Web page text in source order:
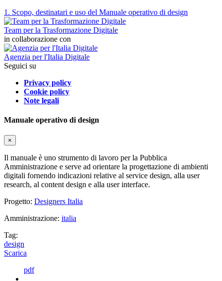
1. Scopo, destinatari e uso del Manuale operativo di design
Team per la Trasformazione Digitale
in collaborazione con
Agenzia per l'Italia Digitale
Seguici su
Privacy policy
Cookie policy
Note legali
Manuale operativo di design
×
Il manuale è uno strumento di lavoro per la Pubblica
Amministrazione e serve ad orientare la progettazione di ambienti
digitali fornendo indicazioni relative al service design, alla user
research, al content design e alla user interface.
Progetto: Designers Italia
Amministrazione: italia
Tag:
design
Scarica
pdf